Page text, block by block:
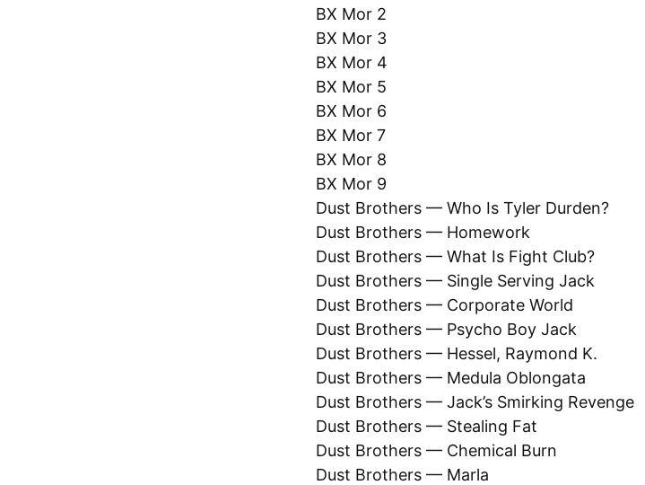
BX Mor 2
BX Mor 3
BX Mor 4
BX Mor 5
BX Mor 6
BX Mor 7
BX Mor 8
BX Mor 9
Dust Brothers — Who Is Tyler Durden?
Dust Brothers — Homework
Dust Brothers — What Is Fight Club?
Dust Brothers — Single Serving Jack
Dust Brothers — Corporate World
Dust Brothers — Psycho Boy Jack
Dust Brothers — Hessel, Raymond K.
Dust Brothers — Medula Oblongata
Dust Brothers — Jack’s Smirking Revenge
Dust Brothers — Stealing Fat
Dust Brothers — Chemical Burn
Dust Brothers — Marla